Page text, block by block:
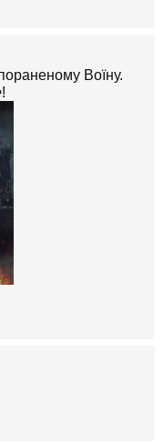
Воїну.
!